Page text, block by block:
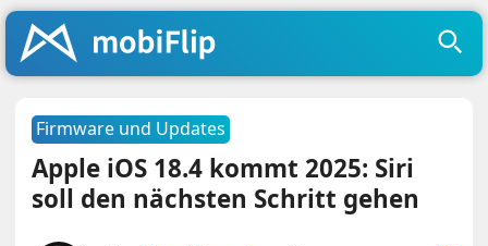
Firmware und Updates
Apple iOS 18.4 kommt 2025: Siri
soll den nächsten Schritt gehen